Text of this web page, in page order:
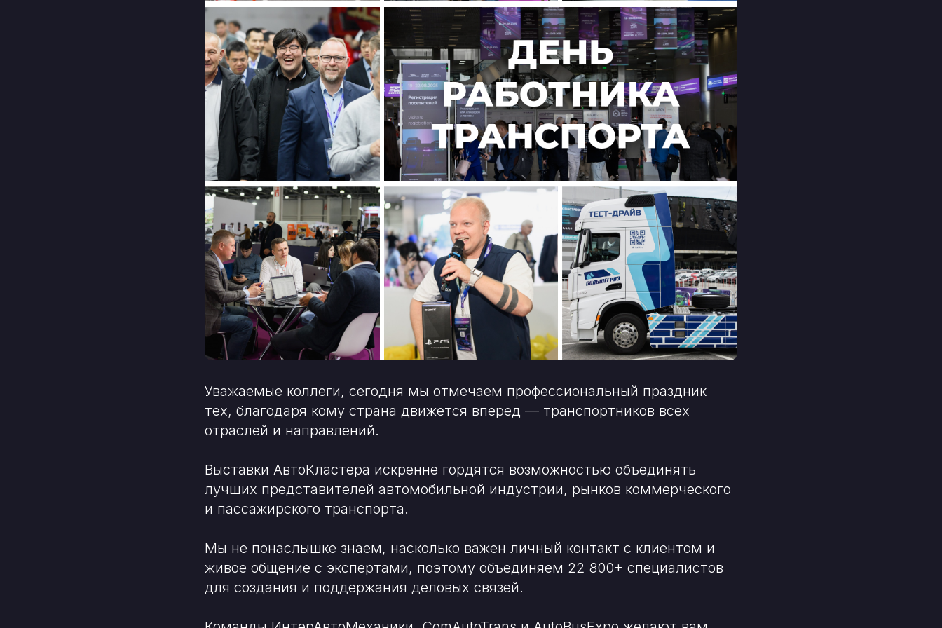
Уважаемые коллеги, сегодня мы отмечаем профессиональный праздник
тех, благодаря кому страна движется вперед — транспортников всех
отраслей и направлений.
Выставки АвтоКластера искренне гордятся возможностью объединять
лучших представителей автомобильной индустрии, рынков коммерческого
и пассажирского транспорта.
Мы не понаслышке знаем, насколько важен личный контакт с клиентом и
живое общение с экспертами, поэтому объединяем 22 800+ специалистов
для создания и поддержания деловых связей.